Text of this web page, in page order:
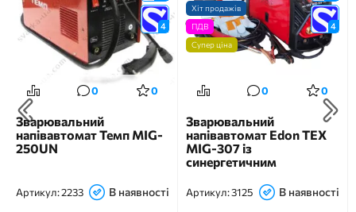
4
0 0
Зварювальний
напівавтомат Темп MIG-
250UN
Артикул:2233 В наявності
4
Хіт продажів
ПДВ
Супер ціна
0 0
Зварювальний
напівавтомат Edon TEX
MIG-307 із
синергетичним
керуванням
Артикул:3125 В наявності